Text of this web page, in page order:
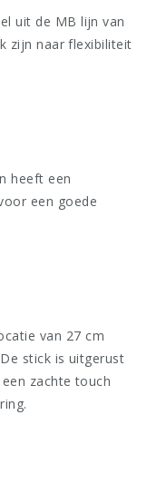
uit de MB lijn van
zijn naar flexibiliteit
heeft een
een goede
van 27 cm
stick is uitgerust
zachte touch